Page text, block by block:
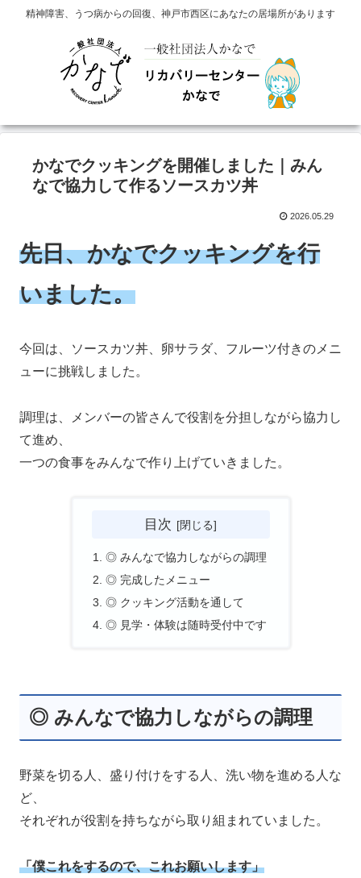
精神障害、うつ病からの回復、神戸市西区にあなたの居場所があります
かなでクッキングを開催しました｜みん
なで協力して作るソースカツ丼
2026.05.29
先日、かなでクッキングを行
いました。
今回は、ソースカツ丼、卵サラダ、フルーツ付きのメニ
ューに挑戦しました。
調理は、メンバーの皆さんで役割を分担しながら協力し
て進め、
一つの食事をみんなで作り上げていきました。
目次
◎ みんなで協力しながらの調理
◎ 完成したメニュー
◎ クッキング活動を通して
◎ 見学・体験は随時受付中です
◎ みんなで協力しながらの調理
野菜を切る人、盛り付けをする人、洗い物を進める人な
ど、
それぞれが役割を持ちながら取り組まれていました。
「僕これをするので、これお願いします」